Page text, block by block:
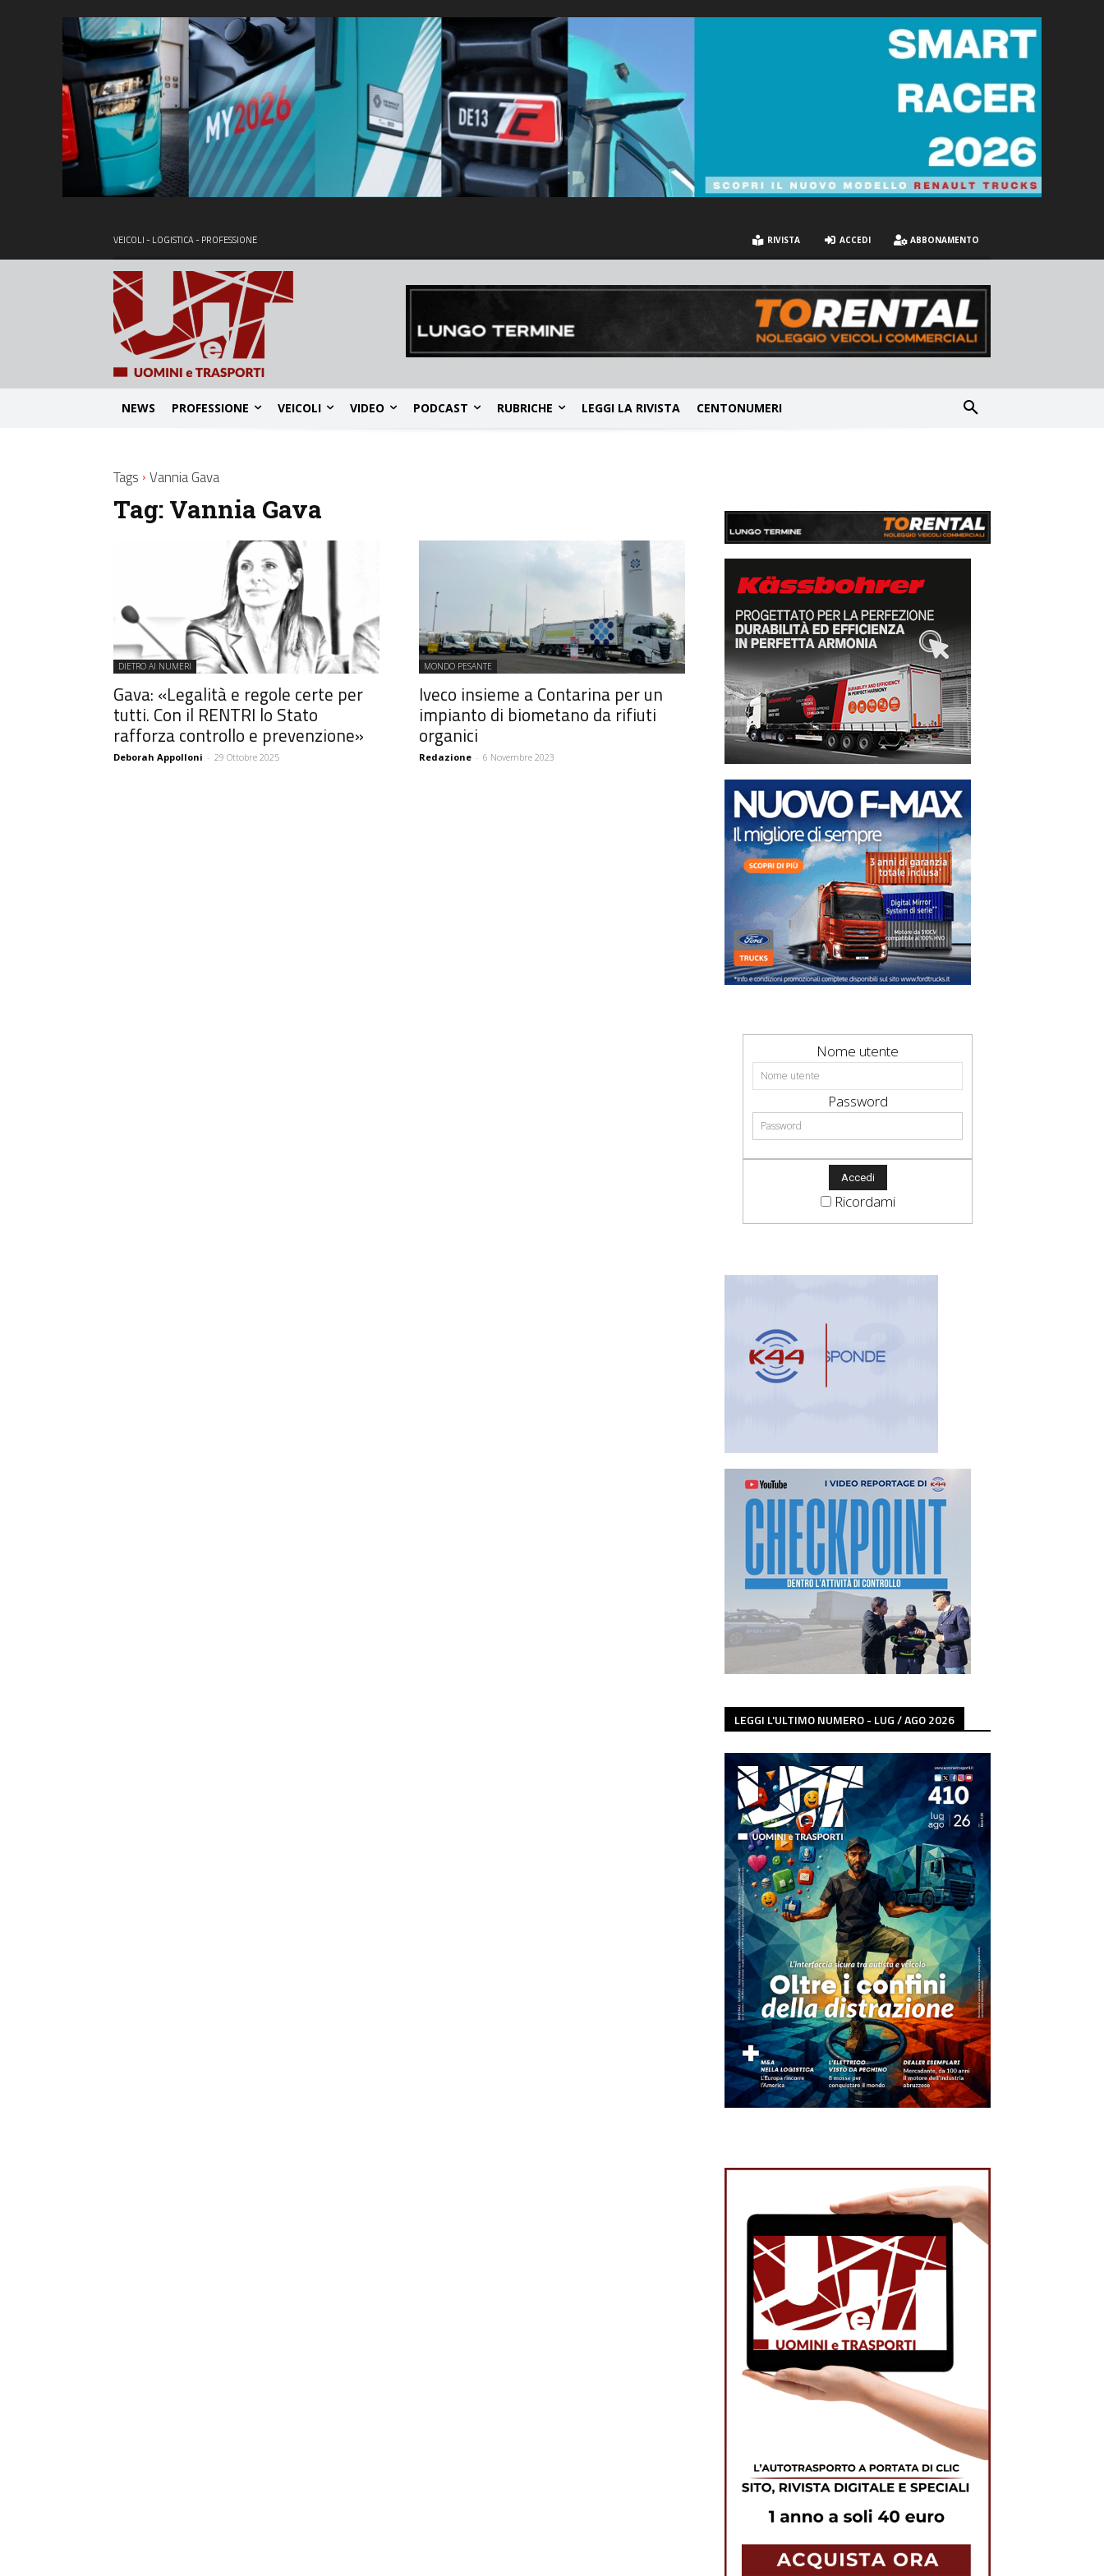
VEICOLI - LOGISTICA - PROFESSIONE RIVISTA ACCEDI ABBONAMENTO
NEWS PROFESSIONE VEICOLI VIDEO PODCAST RUBRICHE LEGGI LA RIVISTA CENTONUMERI
Tags Vannia Gava
Tag: Vannia Gava
DIETRO AI NUMERI
Gava: «Legalità e regole certe per
tutti. Con il RENTRI lo Stato
rafforza controllo e prevenzione»
Deborah Appolloni - 29 Ottobre 2025
MONDO PESANTE
Iveco insieme a Contarina per un
impianto di biometano da rifiuti
organici
Redazione - 6 Novembre 2023
Nome utente
Password
Ricordami
LEGGI L'ULTIMO NUMERO - LUG / AGO 2026